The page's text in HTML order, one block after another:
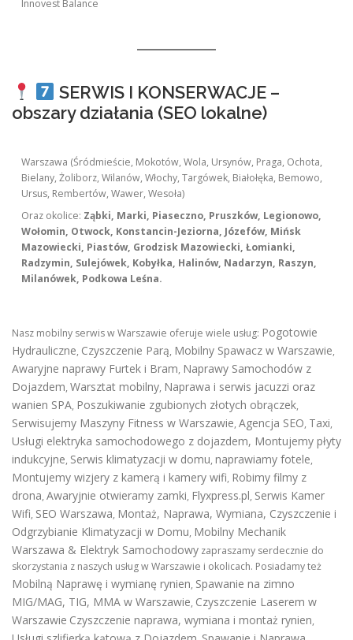
Innovest Balance
SERWIS I KONSERWACJE –
obszary działania (SEO lokalne)
Warszawa (Śródmieście, Mokotów, Wola, Ursynów, Praga, Ochota,
Bielany, Żoliborz, Wilanów, Włochy, Targówek, Białołęka, Bemowo,
Ursus, Rembertów, Wawer, Wesoła)
Oraz okolice: Ząbki, Marki, Piaseczno, Pruszków, Legionowo,
Wołomin, Otwock, Konstancin-Jeziorna, Józefów, Mińsk
Mazowiecki, Piastów, Grodzisk Mazowiecki, Łomianki,
Radzymin, Sulejówek, Kobyłka, Halinów, Nadarzyn, Raszyn,
Milanówek, Podkowa Leśna.
Nasz mobilny serwis w Warszawie oferuje wiele usług: Pogotowie
Hydrauliczne, Czyszczenie Parą, Mobilny Spawacz w Warszawie,
Awaryjne naprawy Furtek i Bram, Naprawy Samochodów z
Dojazdem, Warsztat mobilny, Naprawa i serwis jacuzzi oraz
wanien SPA, Poszukiwanie zgubionych złotych obrączek,
Serwisujemy Maszyny Fitness w Warszawie, Agencja SEO, Taxi,
Usługi elektryka samochodowego z dojazdem, Montujemy płyty
indukcyjne, Serwis klimatyzacji w domu, naprawiamy fotele,
Montujemy wizjery z kamerą i kamery wifi, Robimy filmy z
drona, Awaryjnie otwieramy zamki, Flyxpress.pl, Serwis Kamer
Wifi, SEO Warszawa, Montaż, Naprawa, Wymiana, Czyszczenie i
Odgrzybianie Klimatyzacji w Domu, Mobilny Mechanik
Warszawa & Elektryk Samochodowy zapraszamy serdecznie do
skorzystania z naszych usług w Warszawie i okolicach. Posiadamy też
Mobilną Naprawę i wymianę rynien, Spawanie na zimno
MIG/MAG, TIG, MMA w Warszawie, Czyszczenie Laserem w
Warszawie Czyszczenie naprawa, wymiana i montaż rynien,